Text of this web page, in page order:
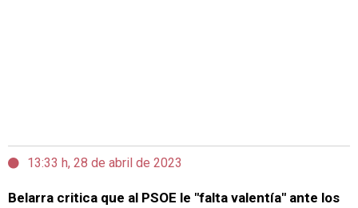
13:33 h, 28 de abril de 2023
Belarra critica que al PSOE le "falta valentía" ante los